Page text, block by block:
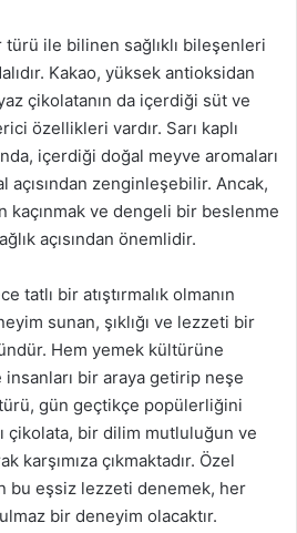
ile bilinen sağlıklı bileşenleri
Kakao, yüksek antioksidan
çikolatanın da içerdiği süt ve
özellikleri vardır. Sarı kaplı
içerdiği doğal meyve aromaları
açısından zenginleşebilir. Ancak,
kaçınmak ve dengeli bir beslenme
açısından önemlidir.
tatlı bir atıştırmalık olmanın
sunan, şıklığı ve lezzeti bir
Hem yemek kültürüne
bir araya getirip neşe
gün geçtikçe popülerliğini
çikolata, bir dilim mutluluğun ve
karşımıza çıkmaktadır. Özel
bu eşsiz lezzeti denemek, her
bir deneyim olacaktır.